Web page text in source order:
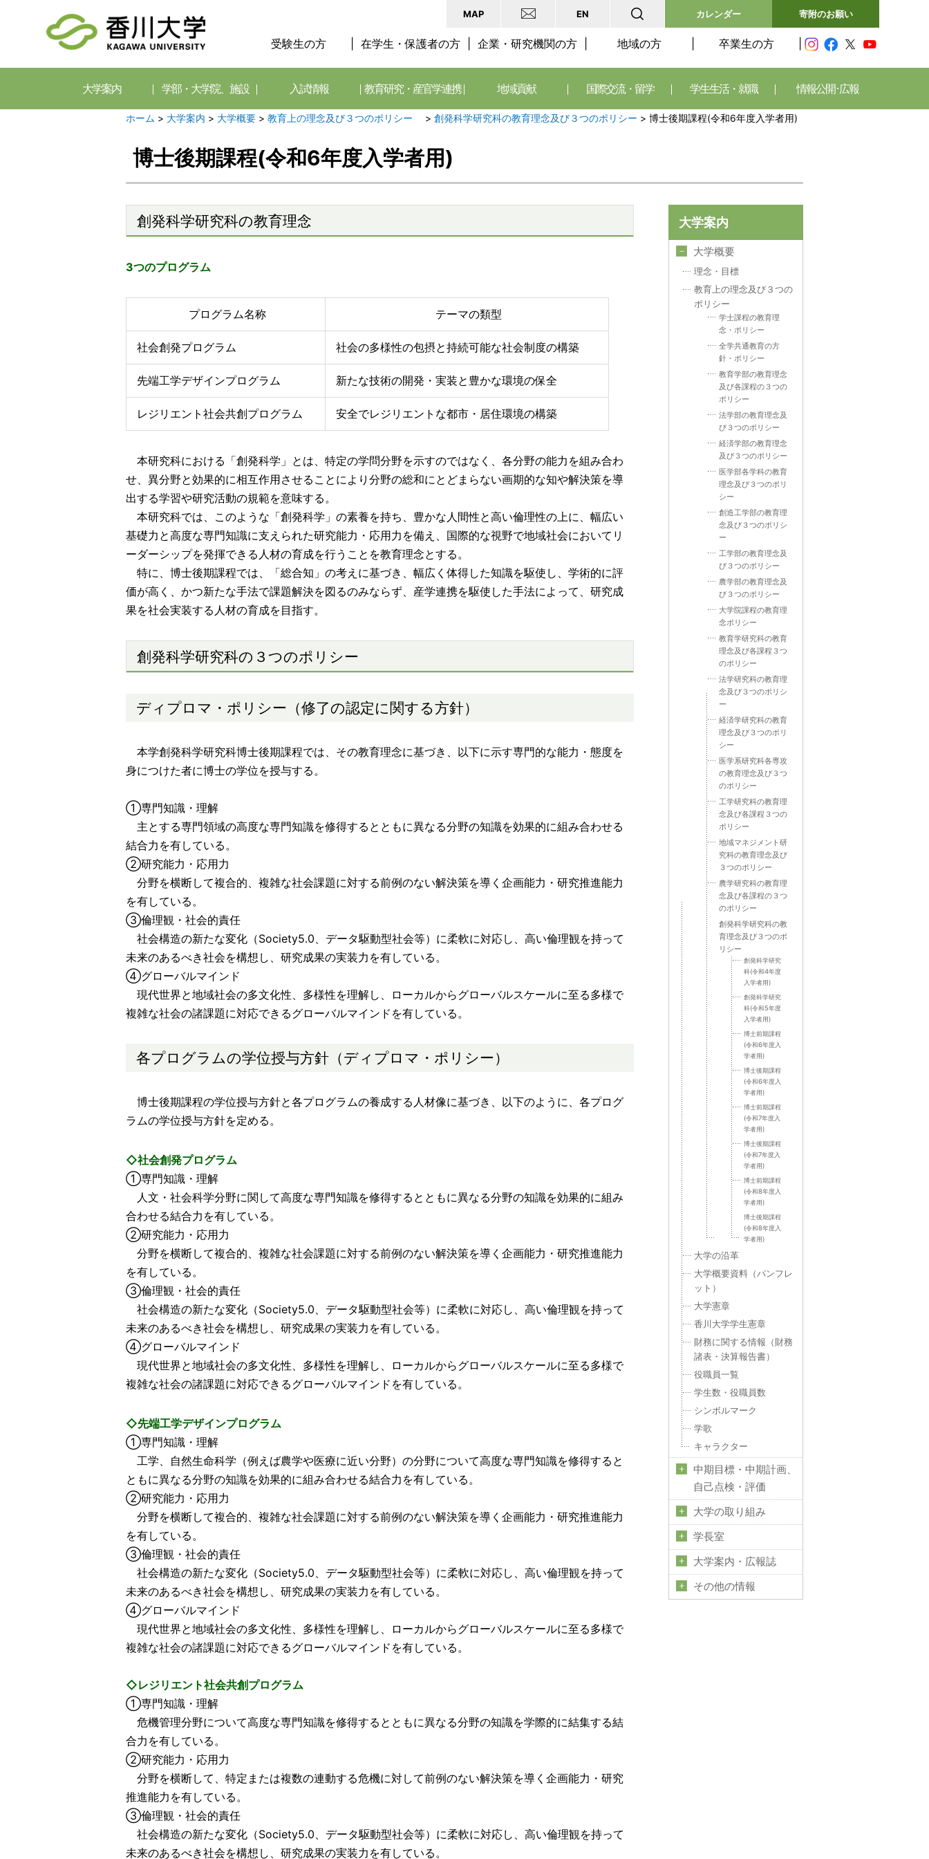
MAP EN カレンダー 寄附のお願い
受験生の方 在学生・保護者の方 企業・研究機関の方 地域の方 卒業生の方
大学案内 学部・大学院、施設 入試情報 教育研究・産官学連携 地域貢献 国際交流・留学 学生生活・就職 情報公開･広報
ホーム > 大学案内 > 大学概要 > 教育上の理念及び３つのポリシー > 創発科学研究科の教育理念及び３つのポリシー > 博士後期課程(令和6年度入学者用)
博士後期課程(令和6年度入学者用)
創発科学研究科の教育理念
3つのプログラム
プログラム名称 テーマの類型
社会創発プログラム 社会の多様性の包摂と持続可能な社会制度の構築
先端工学デザインプログラム 新たな技術の開発・実装と豊かな環境の保全
レジリエント社会共創プログラム 安全でレジリエントな都市・居住環境の構築
本研究科における「創発科学」とは、特定の学問分野を示すのではなく、各分野の能力を組み合わ
せ、異分野と効果的に相互作用させることにより分野の総和にとどまらない画期的な知や解決策を導
出する学習や研究活動の規範を意味する。
本研究科では、このような「創発科学」の素養を持ち、豊かな人間性と高い倫理性の上に、幅広い
基礎力と高度な専門知識に支えられた研究能力・応用力を備え、国際的な視野で地域社会においてリ
ーダーシップを発揮できる人材の育成を行うことを教育理念とする。
特に、博士後期課程では、「総合知」の考えに基づき、幅広く体得した知識を駆使し、学術的に評
価が高く、かつ新たな手法で課題解決を図るのみならず、産学連携を駆使した手法によって、研究成
果を社会実装する人材の育成を目指す。
創発科学研究科の３つのポリシー
ディプロマ・ポリシー（修了の認定に関する方針）
本学創発科学研究科博士後期課程では、その教育理念に基づき、以下に示す専門的な能力・態度を
身につけた者に博士の学位を授与する。
①専門知識・理解
主とする専門領域の高度な専門知識を修得するとともに異なる分野の知識を効果的に組み合わせる
結合力を有している。
②研究能力・応用力
分野を横断して複合的、複雑な社会課題に対する前例のない解決策を導く企画能力・研究推進能力
を有している。
③倫理観・社会的責任
社会構造の新たな変化（Society5.0、データ駆動型社会等）に柔軟に対応し、高い倫理観を持って
未来のあるべき社会を構想し、研究成果の実装力を有している。
④グローバルマインド
現代世界と地域社会の多文化性、多様性を理解し、ローカルからグローバルスケールに至る多様で
複雑な社会の諸課題に対応できるグローバルマインドを有している。
各プログラムの学位授与方針（ディプロマ・ポリシー）
博士後期課程の学位授与方針と各プログラムの養成する人材像に基づき、以下のように、各プログ
ラムの学位授与方針を定める。
◇社会創発プログラム
①専門知識・理解
人文・社会科学分野に関して高度な専門知識を修得するとともに異なる分野の知識を効果的に組み
合わせる結合力を有している。
②研究能力・応用力
分野を横断して複合的、複雑な社会課題に対する前例のない解決策を導く企画能力・研究推進能力
を有している。
③倫理観・社会的責任
社会構造の新たな変化（Society5.0、データ駆動型社会等）に柔軟に対応し、高い倫理観を持って
未来のあるべき社会を構想し、研究成果の実装力を有している。
④グローバルマインド
現代世界と地域社会の多文化性、多様性を理解し、ローカルからグローバルスケールに至る多様で
複雑な社会の諸課題に対応できるグローバルマインドを有している。
◇先端工学デザインプログラム
①専門知識・理解
工学、自然生命科学（例えば農学や医療に近い分野）の分野について高度な専門知識を修得すると
ともに異なる分野の知識を効果的に組み合わせる結合力を有している。
②研究能力・応用力
分野を横断して複合的、複雑な社会課題に対する前例のない解決策を導く企画能力・研究推進能力
を有している。
③倫理観・社会的責任
社会構造の新たな変化（Society5.0、データ駆動型社会等）に柔軟に対応し、高い倫理観を持って
未来のあるべき社会を構想し、研究成果の実装力を有している。
④グローバルマインド
現代世界と地域社会の多文化性、多様性を理解し、ローカルからグローバルスケールに至る多様で
複雑な社会の諸課題に対応できるグローバルマインドを有している。
◇レジリエント社会共創プログラム
①専門知識・理解
危機管理分野について高度な専門知識を修得するとともに異なる分野の知識を学際的に結集する結
合力を有している。
②研究能力・応用力
分野を横断して、特定または複数の連動する危機に対して前例のない解決策を導く企画能力・研究
推進能力を有している。
③倫理観・社会的責任
社会構造の新たな変化（Society5.0、データ駆動型社会等）に柔軟に対応し、高い倫理観を持って
未来のあるべき社会を構想し、研究成果の実装力を有している。
大学案内
大学概要
理念・目標
教育上の理念及び３つの
ポリシー
学士課程の教育理
念・ポリシー
全学共通教育の方
針・ポリシー
教育学部の教育理念
及び各課程の３つの
ポリシー
法学部の教育理念及
び３つのポリシー
経済学部の教育理念
及び３つのポリシー
医学部各学科の教育
理念及び３つのポリ
シー
創造工学部の教育理
念及び３つのポリシ
ー
工学部の教育理念及
び３つのポリシー
農学部の教育理念及
び３つのポリシー
大学院課程の教育理
念ポリシー
教育学研究科の教育
理念及び各課程３つ
のポリシー
法学研究科の教育理
念及び３つのポリシ
ー
経済学研究科の教育
理念及び３つのポリ
シー
医学系研究科各専攻
の教育理念及び３つ
のポリシー
工学研究科の教育理
念及び各課程３つの
ポリシー
地域マネジメント研
究科の教育理念及び
３つのポリシー
農学研究科の教育理
念及び各課程の３つ
のポリシー
創発科学研究科の教
育理念及び３つのポ
リシー
創発科学研究
科(令和4年度
入学者用)
創発科学研究
科(令和5年度
入学者用)
博士前期課程
(令和6年度入
学者用)
博士後期課程
(令和6年度入
学者用)
博士前期課程
(令和7年度入
学者用)
博士後期課程
(令和7年度入
学者用)
博士前期課程
(令和8年度入
学者用)
博士後期課程
(令和8年度入
学者用)
大学の沿革
大学概要資料（パンフレ
ット）
大学憲章
香川大学学生憲章
財務に関する情報（財務
諸表・決算報告書）
役職員一覧
学生数・役職員数
シンボルマーク
学歌
キャラクター
中期目標・中期計画、
自己点検・評価
大学の取り組み
学長室
大学案内・広報誌
その他の情報